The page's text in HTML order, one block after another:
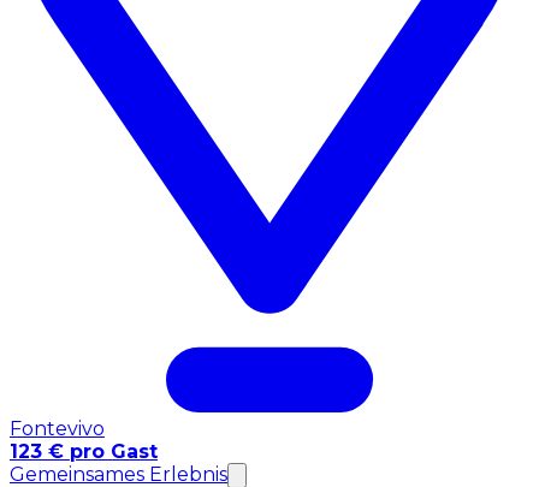
Fontevivo
123 € pro Gast
Gemeinsames Erlebnis